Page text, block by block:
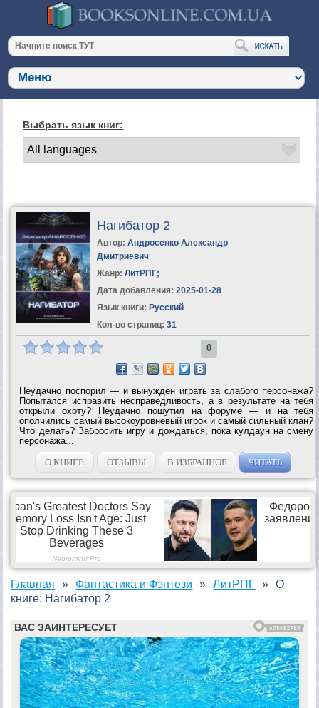
Выбрать язык книг:
Нагибатор 2
Автор: Андросенко Александр
Дмитриевич
Жанр: ЛитРПГ;
Дата добавления: 2025-01-28
Язык книги: Русский
Кол-во страниц: 31
0
Неудачно поспорил — и вынужден играть за слабого персонажа?
Попытался исправить несправедливость, а в результате на тебя
открыли охоту? Неудачно пошутил на форуме — и на тебя
ополчились самый высокоуровневый игрок и самый сильный клан?
Что делать? Забросить игру и дождаться, пока кулдаун на смену
персонажа...
О КНИГЕ
ОТЗЫВЫ В ИЗБРАННОЕ ЧИТАТЬ
Главная Фантастика и Фэнтези ЛитРПГ
О
книге: Нагибатор 2